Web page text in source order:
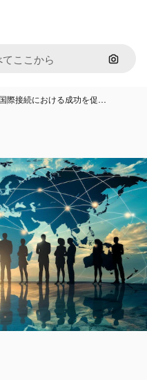
画像で
際接続における成功を促…